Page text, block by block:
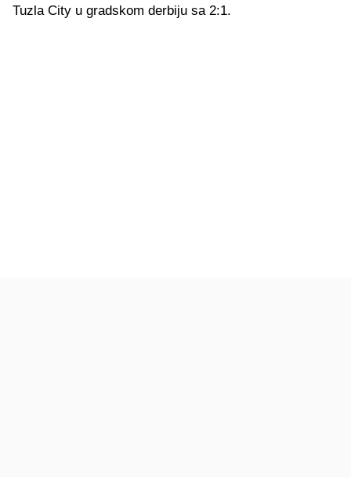
Tuzla City u gradskom derbiju sa 2:1.